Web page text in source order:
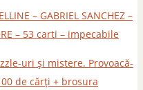
– GABRIEL SANCHEZ –
– 53 carti – impecabile
uri și mistere. Provoacă-
de cărți + brosura